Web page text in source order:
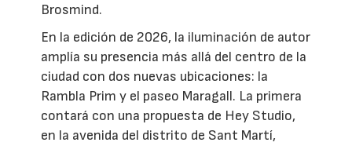
Brosmind.
En la edición de 2026, la iluminación de autor
amplía su presencia más allá del centro de la
ciudad con dos nuevas ubicaciones: la
Rambla Prim y el paseo Maragall. La primera
contará con una propuesta de Hey Studio,
en la avenida del distrito de Sant Martí,